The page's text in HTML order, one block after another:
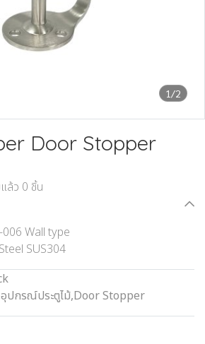
1/2
Door Stopper
ล้ว 0 ชิ้น
Wall type
SUS304
อุปกรณ์ประตูไม้,Door Stopper